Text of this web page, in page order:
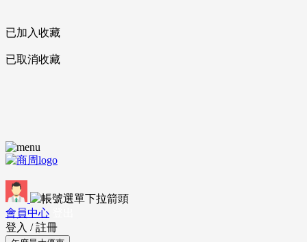
已加入收藏
已取消收藏
會員中心
登入 / 註冊